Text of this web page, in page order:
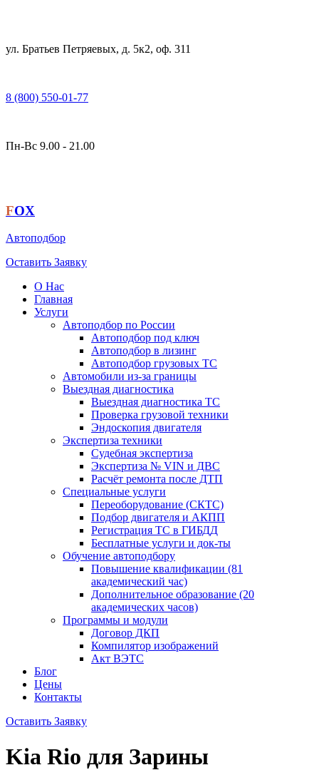
ул. Братьев Петряевых, д. 5к2, оф. 311
8 (800) 550-01-77
Пн-Вс 9.00 - 21.00
FOX
Автоподбор
Оставить Заявку
О Нас
Главная
Услуги
Автоподбор по России
Автоподбор под ключ
Автоподбор в лизинг
Автоподбор грузовых ТС
Автомобили из-за границы
Выездная диагностика
Выездная диагностика ТС
Проверка грузовой техники
Эндоскопия двигателя
Экспертиза техники
Судебная экспертиза
Экспертиза № VIN и ДВС
Расчёт ремонта после ДТП
Специальные услуги
Переоборудование (СКТС)
Подбор двигателя и АКПП
Регистрация ТС в ГИБДД
Бесплатные услуги и док-ты
Обучение автоподбору
Повышение квалификации (81
академический час)
Дополнительное образование (20
академических часов)
Программы и модули
Договор ДКП
Компилятор изображений
Акт ВЭТС
Блог
Цены
Контакты
Оставить Заявку
Kia Rio для Зарины